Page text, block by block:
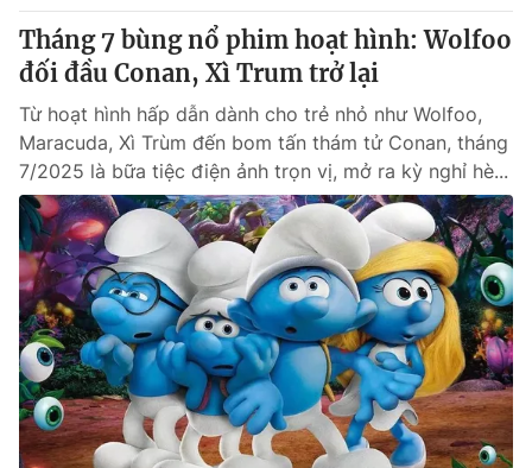
Tổng Biên tập:Vũ Thanh Thủy
Phó Tổng Biên tập:Nguyễn Thị Mỹ Hạnh, Phạm Quốc Thắng,
Nguyễn Trọng Ninh
Tổng đài VTV:
024.38 355 931 - 024.38 355 932
Ðiện thoại Thời báo VTV:024.66 897 897
Email:toasoan@vtv.vn
Liên hệ quảng cáo:024-7300.7108
Tháng 7 bùng nổ phim hoạt hình: Wolfoo
đối đầu Conan, Xì Trum trở lại
Từ hoạt hình hấp dẫn dành cho trẻ nhỏ như Wolfoo,
Maracuda, Xì Trùm đến bom tấn thám tử Conan, tháng
7/2025 là bữa tiệc điện ảnh trọn vị, mở ra kỳ nghỉ hè...